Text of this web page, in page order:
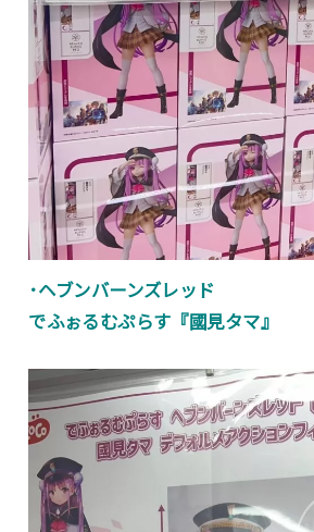
･ヘブンバーンズレッド
でふぉるむぷらす『國見タマ』